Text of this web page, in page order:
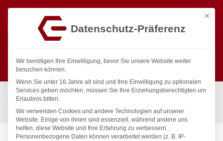
Suchen
Start / Gastronomiebedarf & Gastro Geräte für Profis
Präsentation
Möbel & Absperrungen
Mit
Datenschutz-Präferenz
Wir benötigen Ihre Einwilligung, bevor Sie unsere Website weiter
besuchen können.
Wenn Sie unter 16 Jahre alt sind und Ihre Einwilligung zu optionalen
Services geben möchten, müssen Sie Ihre Erziehungsberechtigten um
Erlaubnis bitten.
Wir verwenden Cookies und andere Technologien auf unserer
Website. Einige von ihnen sind essenziell, während andere uns
helfen, diese Website und Ihre Erfahrung zu verbessern.
Personenbezogene Daten können verarbeitet werden (z. B. IP-